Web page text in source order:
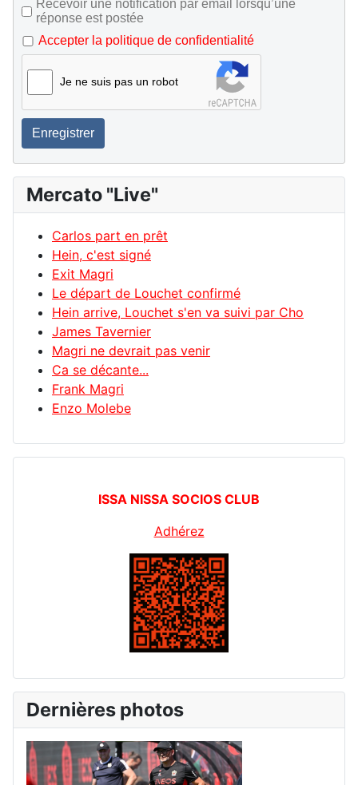
Recevoir une notification par email lorsqu’une
réponse est postée
Accepter la politique de confidentialité
Je ne suis pas un robot
Enregistrer
Mercato "Live"
Carlos part en prêt
Hein, c'est signé
Exit Magri
Le départ de Louchet confirmé
Hein arrive, Louchet s'en va suivi par Cho
James Tavernier
Magri ne devrait pas venir
Ca se décante...
Frank Magri
Enzo Molebe
ISSA NISSA SOCIOS CLUB
Adhérez
Dernières photos